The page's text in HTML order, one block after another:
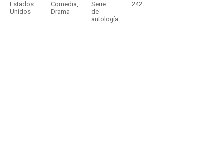
Estados
Unidos
Comedia,
Drama
Serie
de
antología
242